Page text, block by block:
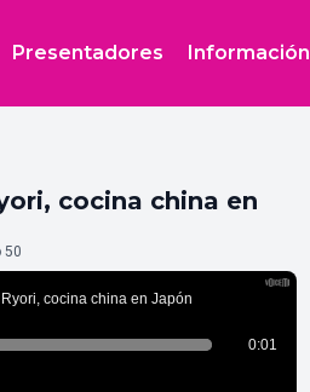
Presentadores Información
cocina china en
50